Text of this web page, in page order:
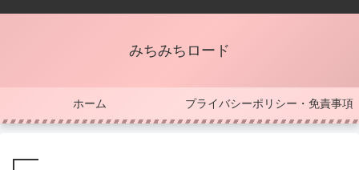
みちみちロード
ホーム プライバシーポリシー・免責事項